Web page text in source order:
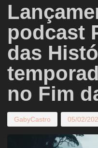
podcast
das
no Fim
GabyCastro 05/02/